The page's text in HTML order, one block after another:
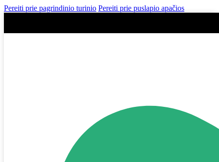
Pereiti prie pagrindinio turinio Pereiti prie puslapio apačios